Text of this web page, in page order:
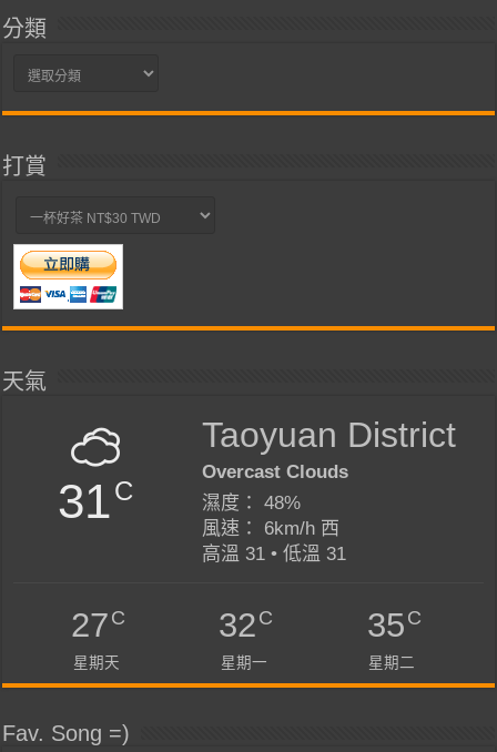
分類
分
打賞
天氣
31C
Taoyuan District
Overcast Clouds
濕度： 48%
風速： 6km/h 西
高溫 31 • 低溫 31
27C
星期天
32C
星期一
35C
星期二
Fav. Song =)